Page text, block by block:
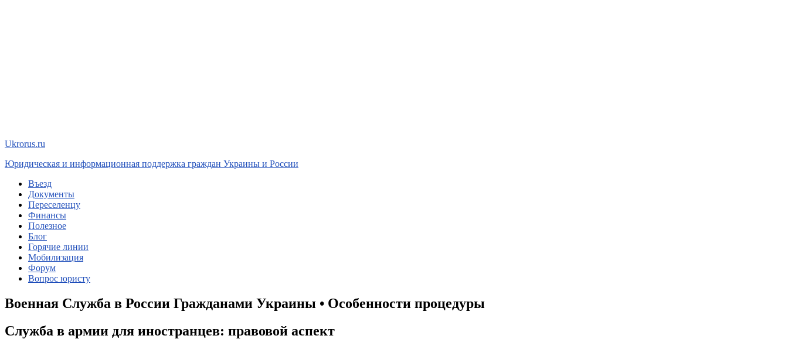
Ukrorus.ru
Юридическая и информационная поддержка граждан Украины и России
Въезд
Документы
Переселенцу
Финансы
Полезное
Блог
Горячие линии
Мобилизация
Форум
Вопрос юристу
Военная Служба в России Гражданами Украины • Особенности процедуры
Служба в армии для иностранцев: правовой аспект